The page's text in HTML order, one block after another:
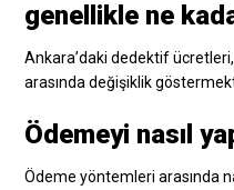
genellikle ne
Ankara’daki dedektif
arasında değişiklik
Ödemeyi nasıl
Ödeme yöntemleri arasında